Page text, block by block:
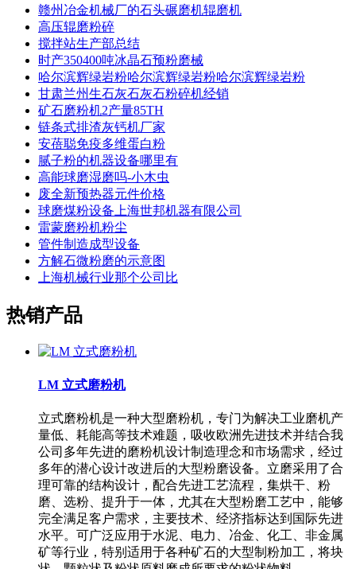
赣州冶金机械厂的石头碾磨机辊磨机
高压辊磨粉碎
搅拌站生产部总结
时产350400吨冰晶石预粉磨械
哈尔滨辉绿岩粉哈尔滨辉绿岩粉哈尔滨辉绿岩粉
甘肃兰州生石灰石灰石粉碎机经销
矿石磨粉机2产量85TH
链条式排渣灰钙机厂家
安蓓聪免疫多维蛋白粉
腻子粉的机器设备哪里有
高能球磨湿磨吗-小木虫
废全新预热器元件价格
球磨煤粉设备上海世邦机器有限公司
雷蒙磨粉机粉尘
管件制造成型设备
方解石微粉磨的示意图
上海机械行业那个公司比
热销产品
LM 立式磨粉机
立式磨粉机是一种大型磨粉机，专门为解决工业磨机产
量低、耗能高等技术难题，吸收欧洲先进技术并结合我
公司多年先进的磨粉机设计制造理念和市场需求，经过
多年的潜心设计改进后的大型粉磨设备。立磨采用了合
理可靠的结构设计，配合先进工艺流程，集烘干、粉
磨、选粉、提升于一体，尤其在大型粉磨工艺中，能够
完全满足客户需求，主要技术、经济指标达到国际先进
水平。可广泛应用于水泥、电力、冶金、化工、非金属
矿等行业，特别适用于各种矿石的大型制粉加工，将块